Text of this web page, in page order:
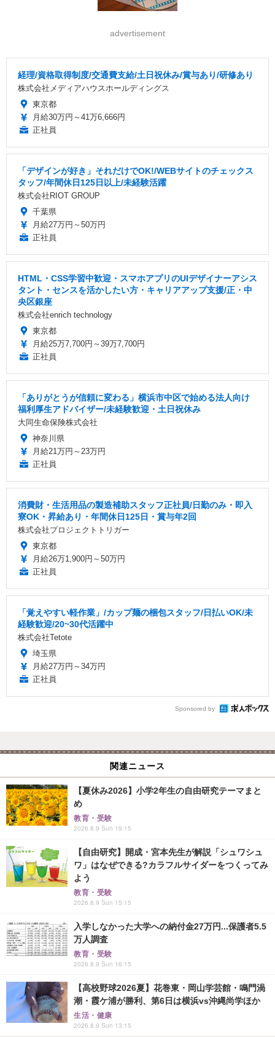
advertisement
経理/資格取得制度/交通費支給/土日祝休み/賞与あり/研修あり
株式会社メディアハウスホールディングス
東京都
月給30万円～41万6,666円
正社員
「デザインが好き」それだけでOK!/WEBサイトのチェックス
タッフ/年間休日125日以上/未経験活躍
株式会社RIOT GROUP
千葉県
月給27万円～50万円
正社員
HTML・CSS学習中歓迎・スマホアプリのUIデザイナーアシス
タント・センスを活かしたい方・キャリアアップ支援/正・中
央区銀座
株式会社enrich technology
東京都
月給25万7,700円～39万7,700円
正社員
「ありがとうが信頼に変わる」横浜市中区で始める法人向け
福利厚生アドバイザー/未経験歓迎・土日祝休み
大同生命保険株式会社
神奈川県
月給21万円～23万円
正社員
消費財・生活用品の製造補助スタッフ正社員/日勤のみ・即入
寮OK・昇給あり・年間休日125日・賞与年2回
株式会社プロジェクトトリガー
東京都
月給26万1,900円～50万円
正社員
「覚えやすい軽作業」/カップ麺の梱包スタッフ/日払いOK/未
経験歓迎/20~30代活躍中
株式会社Tetote
埼玉県
月給27万円～34万円
正社員
Sponsored by
関連ニュース
【夏休み2026】小学2年生の自由研究テーマまと
め
教育・受験
2026.8.9 Sun 19:15
【自由研究】開成・宮本先生が解説「シュワシュ
ワ」はなぜできる?カラフルサイダーをつくってみ
よう
教育・受験
2026.8.9 Sun 15:15
入学しなかった大学への納付金27万円...保護者5.5
万人調査
教育・受験
2026.8.9 Sun 16:15
【高校野球2026夏】花巻東・岡山学芸館・鳴門渦
潮・霞ケ浦が勝利、第6日は横浜vs沖縄尚学ほか
生活・健康
2026.8.9 Sun 13:15